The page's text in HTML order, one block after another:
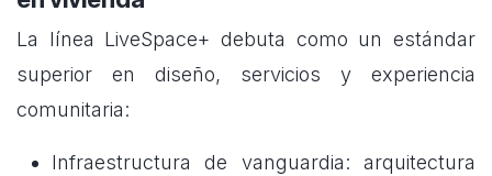
La línea LiveSpace+ debuta como un estándar
superior en diseño, servicios y experiencia
comunitaria:
Infraestructura de vanguardia: arquitectura